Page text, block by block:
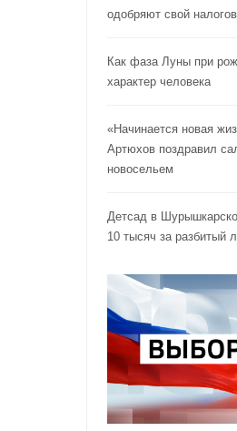
одобряют свой
Как фаза Луны при
характер человека
«Начинается новая
Артюхов поздравил
новосельем
Детсад в
10 тысяч за разбитый